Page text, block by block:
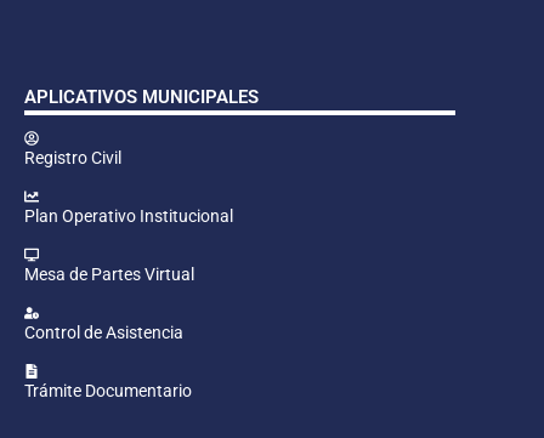
APLICATIVOS MUNICIPALES
Registro Civil
Plan Operativo Institucional
Mesa de Partes Virtual
Control de Asistencia
Trámite Documentario